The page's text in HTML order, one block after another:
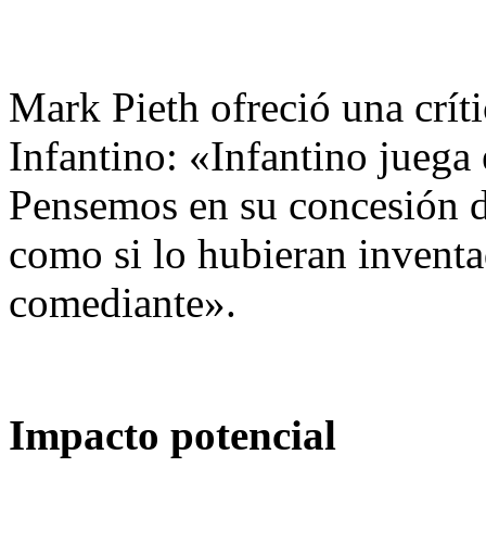
Mark Pieth ofreció una
Infantino: «Infantino juega
Pensemos en su
como si lo hubieran
comediante».
Impacto potencial